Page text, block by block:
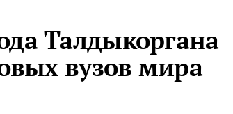
Талдыкоргана
вузов мира